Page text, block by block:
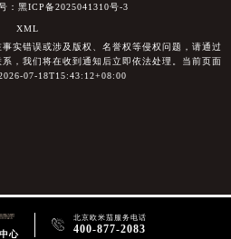
：黑ICP备2025041310号-3
XML
实错误或涉及版权、名誉权等侵权问题，请通过
，我们将在收到通知后立即依法处理。当前页面
07-18T15:43:12+08:00
心
 北京欧米茄服务电话
400-877-2083